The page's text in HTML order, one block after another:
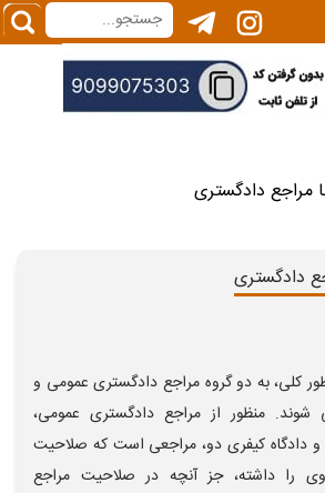
مراجع دادگستری
دادگستری
کلی، به دو گروه مراجع دادگستری عمومی و
منظور از مراجع دادگستری عمومی،
دادگاه کیفری دو، مراجعی است که صلاحیت
را داشته، جز آنچه در صلاحیت مراجع